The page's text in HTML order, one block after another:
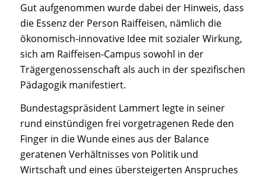
Gut aufgenommen wurde dabei der Hinweis, dass
die Essenz der Person Raiffeisen, nämlich die
ökonomisch-innovative Idee mit sozialer Wirkung,
sich am Raiffeisen-Campus sowohl in der
Trägergenossenschaft als auch in der spezifischen
Pädagogik manifestiert.
Bundestagspräsident Lammert legte in seiner
rund einstündigen frei vorgetragenen Rede den
Finger in die Wunde eines aus der Balance
geratenen Verhältnisses von Politik und
Wirtschaft und eines übersteigerten Anspruches